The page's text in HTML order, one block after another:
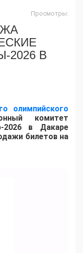
Просмотры:
2026 В
олимпийского
комитет
2026 в Дакаре
билетов на